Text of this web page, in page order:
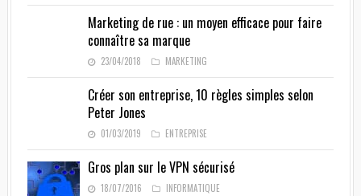
Marketing de rue : un moyen efficace pour faire
connaître sa marque
23/04/2018 MARKETING
Créer son entreprise, 10 règles simples selon
Peter Jones
01/03/2019 ENTREPRISE
Gros plan sur le VPN sécurisé
18/07/2016 INFORMATIQUE